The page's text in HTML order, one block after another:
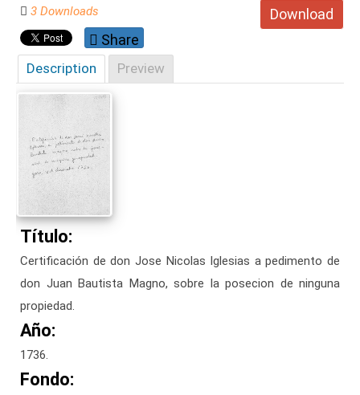
Download
3 Downloads
Share
Description Preview
Título:
Certificación de don Jose Nicolas Iglesias a pedimento de
don Juan Bautista Magno, sobre la posecion de ninguna
propiedad.
Año:
1736.
Fondo: